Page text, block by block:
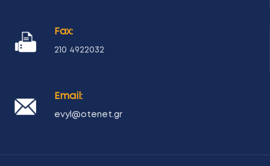
Fax:
210 4922032
Email:
evyl@otenet.gr